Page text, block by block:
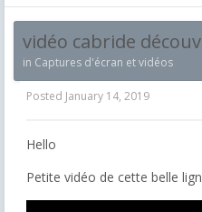
in Captures d'écran et vidéos
Posted January 14, 2019
Hello
Petite vidéo de cette belle